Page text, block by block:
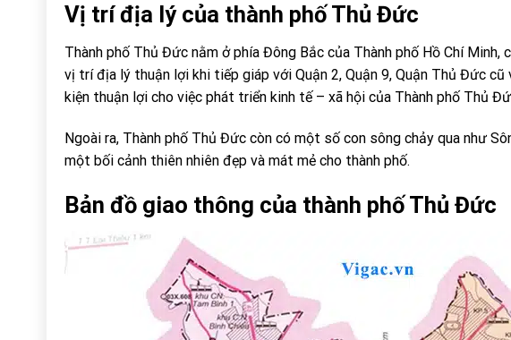
Vị trí địa lý của thành phố Thủ Đức
Thành phố Thủ Đức nằm ở phía Đông Bắc của Thành phố Hồ Chí
vị trí địa lý thuận lợi khi tiếp giáp với Quận 2, Quận 9, Quận Thủ Đức
kiện thuận lợi cho việc phát triển kinh tế – xã hội của Thành phố Thủ
Ngoài ra, Thành phố Thủ Đức còn có một số con sông chảy qua như
một bối cảnh thiên nhiên đẹp và mát mẻ cho thành phố.
Bản đồ giao thông của thành phố Thủ Đức